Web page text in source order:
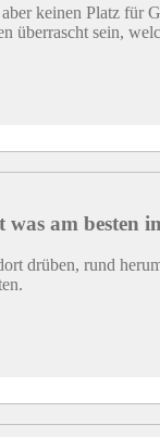
keinen Platz
überrascht sein,
was am besten
drüben, rund